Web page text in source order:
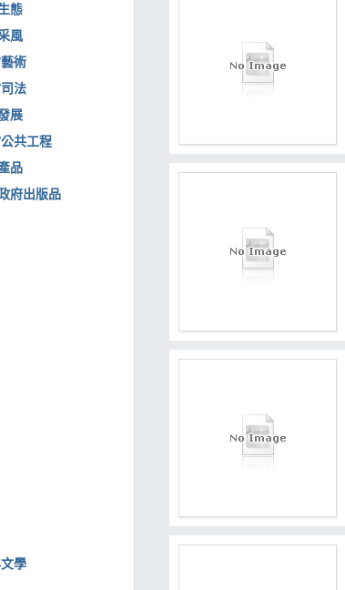
態
風
術
法
展
共工程
品
府出版品
學